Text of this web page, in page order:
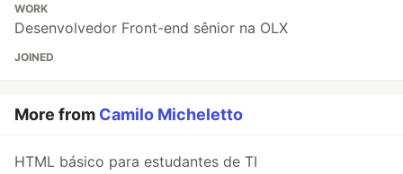
WORK
Desenvolvedor Front-end sênior na OLX
JOINED
More from Camilo Micheletto
HTML básico para estudantes de TI